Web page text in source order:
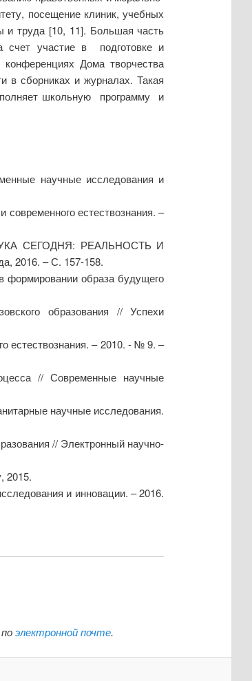
посещение клиник, учебных
и труда [10, 11]. Большая часть
счет участие в подготовке и
конференциях Дома творчества
в сборниках и журналах. Такая
школьную программу и
научные исследования и
естествознания. –
НАУКА СЕГОДНЯ: РЕАЛЬНОСТЬ И
2016. – С. 157-158.
формировании образа будущего
образования // Успехи
естествознания. – 2010. - № 9. –
// Современные научные
научные исследования.
// Электронный научно-
2015.
и инновации. – 2016.
электронной почте.